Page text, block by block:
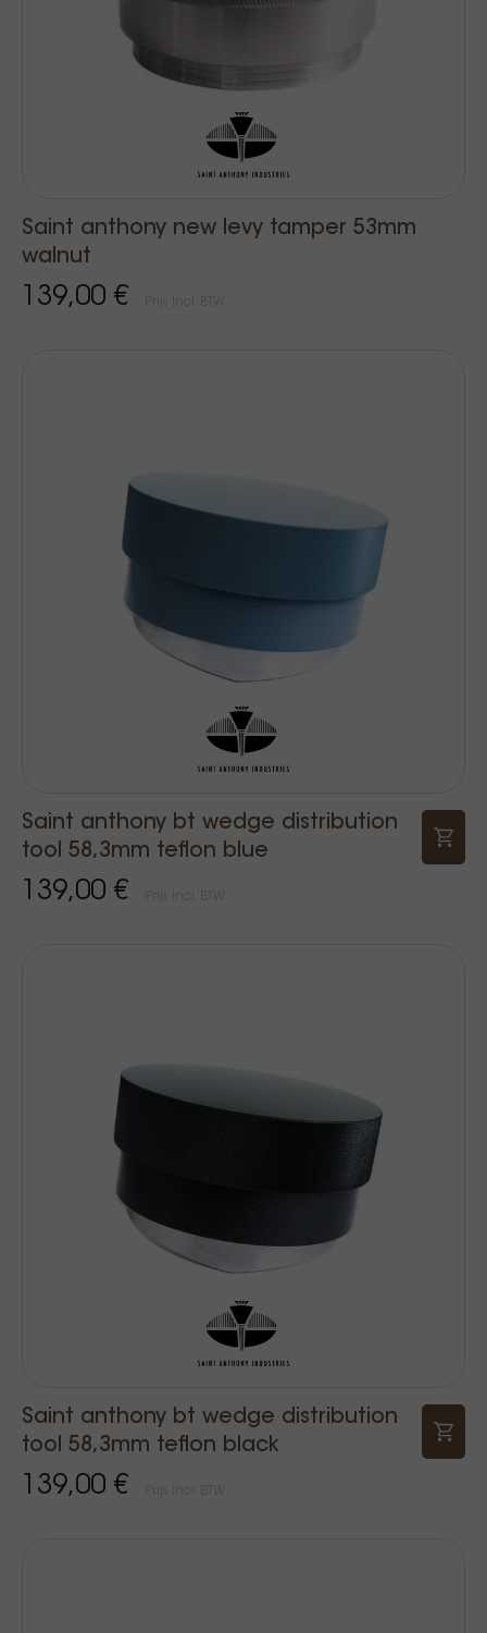
Saint anthony new levy tamper 53mm
walnut
139,00 €
Saint anthony bt wedge distribution
tool 58,3mm teflon blue
139,00 €
Saint anthony bt wedge distribution
tool 58,3mm teflon black
139,00 €